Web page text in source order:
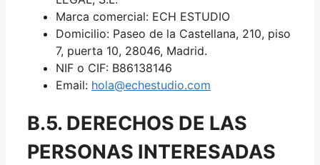
Marca comercial: ECH ESTUDIO
Domicilio: Paseo de la Castellana, 210, piso
7, puerta 10, 28046, Madrid.
NIF o CIF: B86138146
Email: hola@echestudio.com
B.5. DERECHOS DE LAS
PERSONAS INTERESADAS